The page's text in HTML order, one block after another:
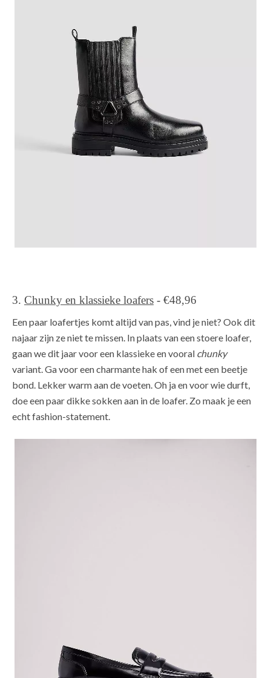
3. Chunky en klassieke loafers - €48,96
Een paar loafertjes komt altijd van pas, vind je niet? Ook dit
najaar zijn ze niet te missen. In plaats van een stoere loafer,
gaan we dit jaar voor een klassieke en vooral chunky
variant. Ga voor een charmante hak of een met een beetje
bond. Lekker warm aan de voeten. Oh ja en voor wie durft,
doe een paar dikke sokken aan in de loafer. Zo maak je een
echt fashion-statement.